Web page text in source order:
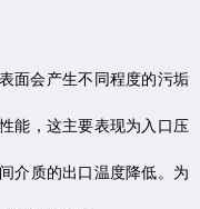
面会产生不同程度的污垢
能，这主要表现为入口压
介质的出口温度降低。为